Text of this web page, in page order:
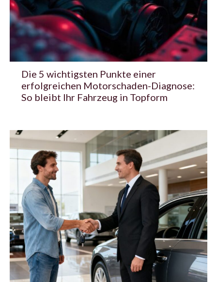
Die 5 wichtigsten Punkte einer
erfolgreichen Motorschaden-Diagnose:
So bleibt Ihr Fahrzeug in Topform